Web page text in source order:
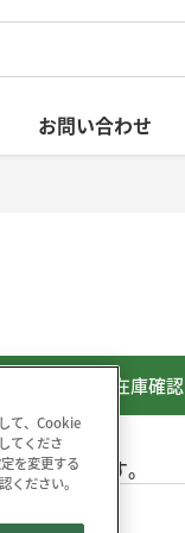
お問い合わせ
WEB販売 在庫確認
型LED です。
て、Cookie
てくださ
を変更する
ください。